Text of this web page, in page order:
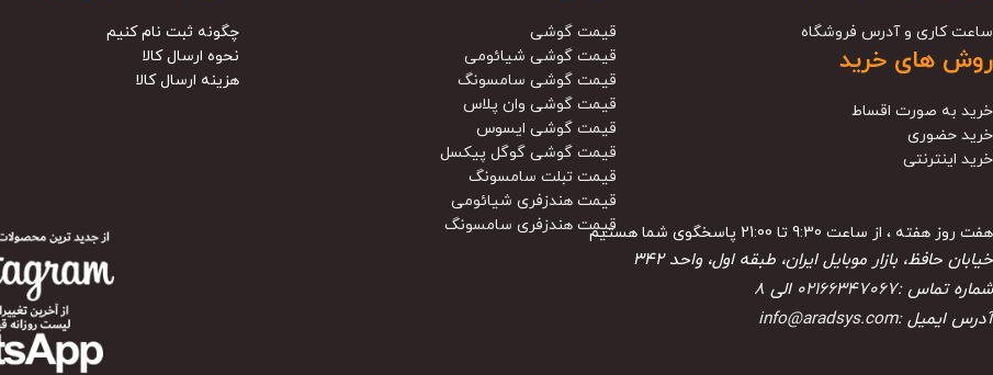
چگونه ثبت نام کنیم
نحوه ارسال کالا
هزینه ارسال کالا
قیمت گوشی
قیمت گوشی شیائومی
قیمت گوشی سامسونگ
قیمت گوشی وان پلاس
قیمت گوشی ایسوس
قیمت گوشی گوگل پیکسل
قیمت تبلت سامسونگ
قیمت هندزفری شیائومی
قیمت هندزفری سامسونگ
ساعت کاری و آدرس فروشگاه
روش های خرید
خرید به صورت اقساط
خرید حضوری
خرید اینترنتی
هفت روز هفته ، از ساعت 9:30 تا 21:00 پاسخگوی شما هستیم
خیابان حافظ، بازار موبایل ایران، طبقه اول، واحد ۳۴۲
شماره تماس :02166347067 الی 8
آدرس ایمیل :info@aradsys.com